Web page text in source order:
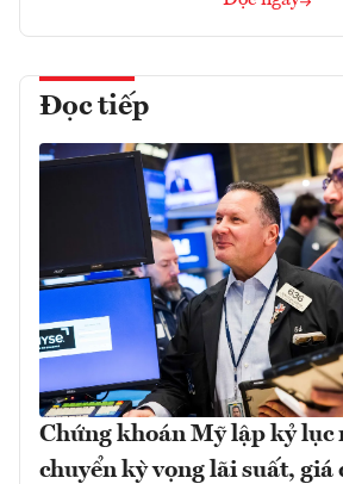
Đọc tiếp
Chứng khoán Mỹ lập kỷ lục
chuyển kỳ vọng lãi suất, giá